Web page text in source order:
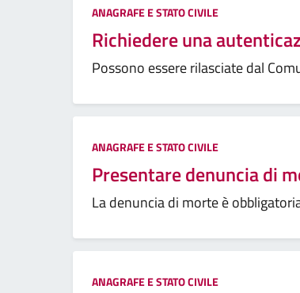
ANAGRAFE E STATO CIVILE
Richiedere una
Possono essere rilasciate dal
ANAGRAFE E STATO CIVILE
Presentare denuncia di
La denuncia di morte è
ANAGRAFE E STATO CIVILE